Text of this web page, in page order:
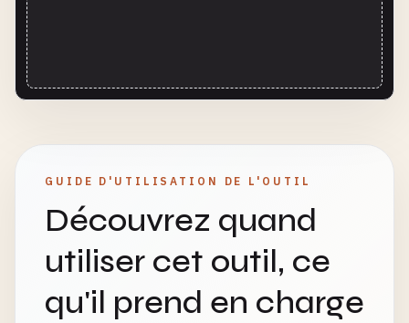
GUIDE D'UTILISATION DE L'OUTIL
Découvrez quand
utiliser cet outil, ce
qu'il prend en charge